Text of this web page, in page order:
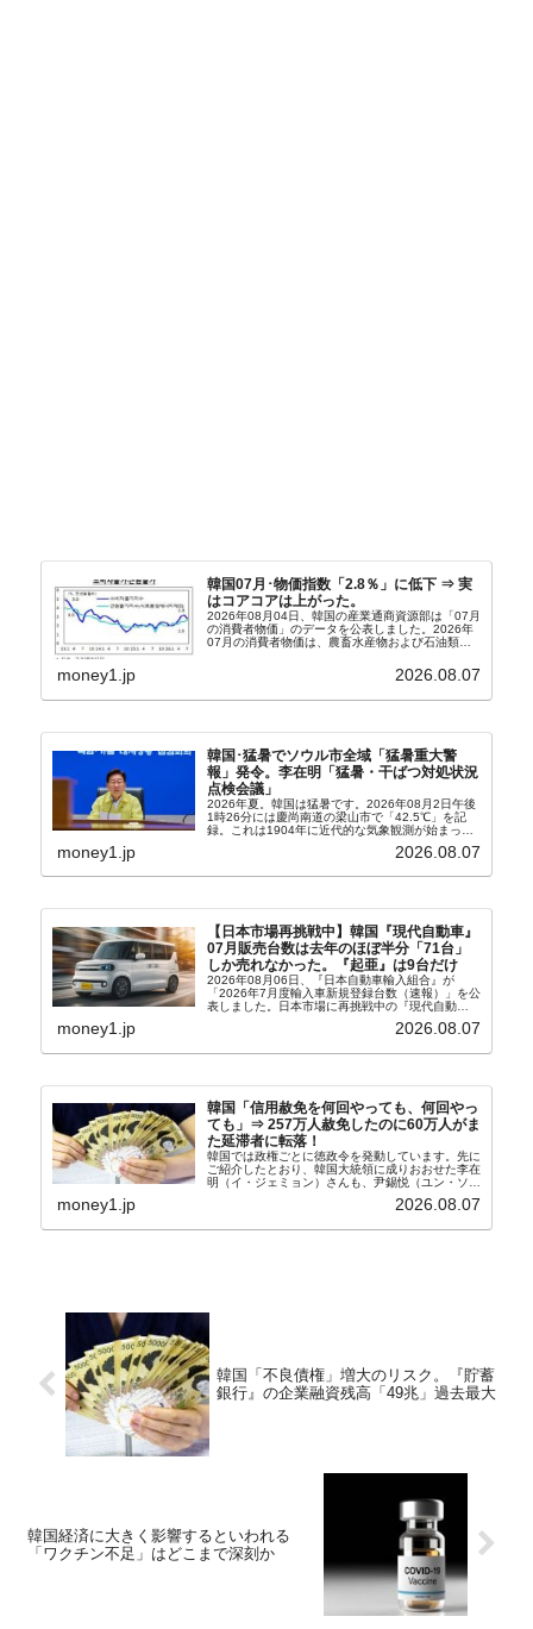
韓国07月･物価指数「2.8％」に低下 ⇒ 実
はコアコアは上がった。
2026年08月04日、韓国の産業通商資源部は「07月
の消費者物価」のデータを公表しました。2026年
07月の消費者物価は、農畜水産物および石油類の
2.8％上昇（06月は3.2％）となり、上昇率は前...
money1.jp 2026.08.07
韓国･猛暑でソウル市全域「猛暑重大警
報」発令。李在明「猛暑・干ばつ対処状況
点検会議」
2026年夏。韓国は猛暑です。2026年08月2日午後
1時26分には慶尚南道の梁山市で「42.5℃」を記
録。これは1904年に近代的な気象観測が始まって
ウル市全域への「猛暑重大警報」が発令され...
money1.jp 2026.08.07
【日本市場再挑戦中】韓国『現代自動車』
07月販売台数は去年のほぼ半分「71台」
しか売れなかった。『起亜』は9台だけ
2026年08月06日、『日本自動車輸入組合』が
「2026年7月度輸入車新規登録台数（速報）」を公
表しました。日本市場に再挑戦中の『現代自動
台数はこの中に捉えられているはずです。先月から
money1.jp 2026.08.07
韓国「信用赦免を何回やっても、何回やっ
ても」⇒ 257万人赦免したのに60万人がま
た延滞者に転落！
韓国では政権ごとに徳政令を発動しています。先に
ご紹介したとおり、韓国大統領に成りおおせた李在
明（イ・ジェミョン）さんも、尹錫悦（ユン・ソギ
バンクにして不良債権の買い取りを行い、分割償還
money1.jp 2026.08.07
韓国「不良債権」増大のリスク。『貯蓄
銀行』の企業融資残高「49兆」過去最大
韓国経済に大きく影響するといわれる
「ワクチン不足」はどこまで深刻か